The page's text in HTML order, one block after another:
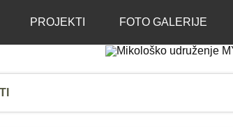
PROJEKTI FOTO GALERIJE